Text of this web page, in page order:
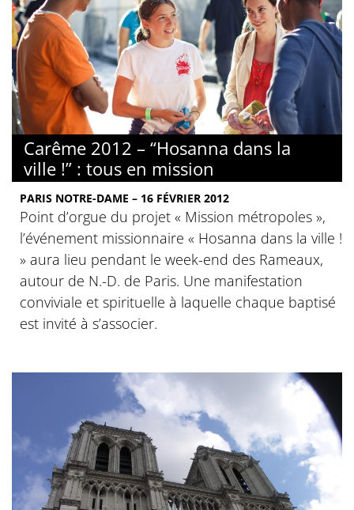
Carême 2012 – “Hosanna dans la
ville !” : tous en mission
PARIS NOTRE-DAME – 16 FÉVRIER 2012
Point d’orgue du projet « Mission métropoles »,
l’événement missionnaire « Hosanna dans la ville !
» aura lieu pendant le week-end des Rameaux,
autour de N.-D. de Paris. Une manifestation
conviviale et spirituelle à laquelle chaque baptisé
est invité à s’associer.